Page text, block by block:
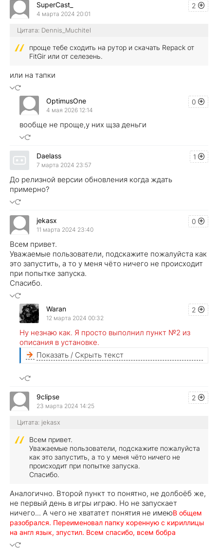
2
SuperCast_
4 марта 2024 20:01
Цитата: Dennis_Muchitel
проще тебе сходить на рутор и скачать Repack от
FitGir или от селезень.
или на тапки
0
OptimusOne
4 мая 2026 12:14
вообще не проще,у них щза деньги
1
Daelass
7 марта 2024 23:57
До релизной версии обновления когда ждать
примерно?
0
jekasx
11 марта 2024 23:40
Всем привет.
Уважаемые пользователи, подскажите пожалуйста как
это запустить, а то у меня чёто ничего не происходит
при попытке запуска.
Спасибо.
2
Waran
12 марта 2024 00:32
Ну незнаю как. Я просто выполнил пункт №2 из
описания в установке.
Показать / Скрыть текст
2
9clipse
23 марта 2024 14:25
Цитата: jekasx
Всем привет.
Уважаемые пользователи, подскажите пожалуйста
как это запустить, а то у меня чёто ничего не
происходит при попытке запуска.
Спасибо.
Аналогично. Второй пункт то понятно, не долбоёб же,
не первый день в игры играю. Но не запускает
ничего... А чего не хвататет понятия не имеюВ общем
разобрался. Переименовал папку коренную с кириллицы
на англ язык, зпустил. Всем спасибо, всем бобра